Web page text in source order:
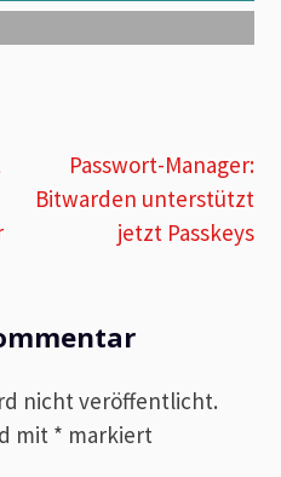
Passwort-Manager:
Bitwarden unterstützt
jetzt Passkeys
nicht veröffentlicht.
mit * markiert